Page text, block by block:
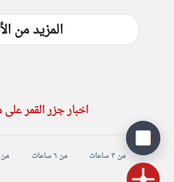
المزيد من
اخبار جزر القمر على
من ٣ ساعات من ٦ ساعات من ١٢ ساعة